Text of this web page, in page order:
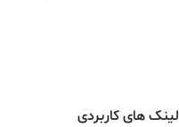
لینک های کاربردی